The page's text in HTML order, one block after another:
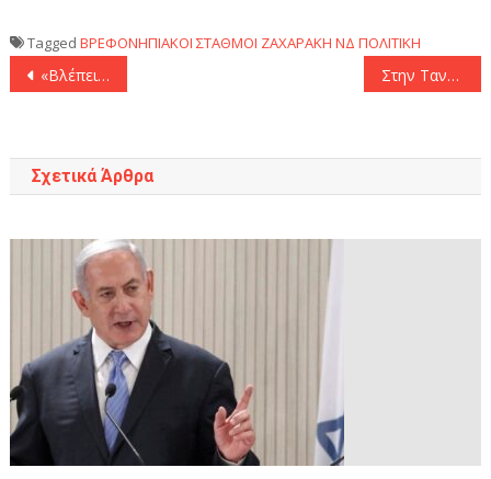
Tagged ΒΡΕΦΟΝΗΠΙΑΚΟΙ ΣΤΑΘΜΟΙ ΖΑΧΑΡΑΚΗ ΝΔ ΠΟΛΙΤΙΚΗ
Πλοήγηση
«Βλέπει» τον Τζίμα η Λίβερπουλ! Στην Τανάγρα το 24ο Rafale της Πολεμικής Αεροπορίας
Σχετικά Άρθρα